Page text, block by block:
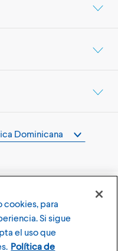
Dominicana
cookies, para
Si sigue
el uso que
Política de